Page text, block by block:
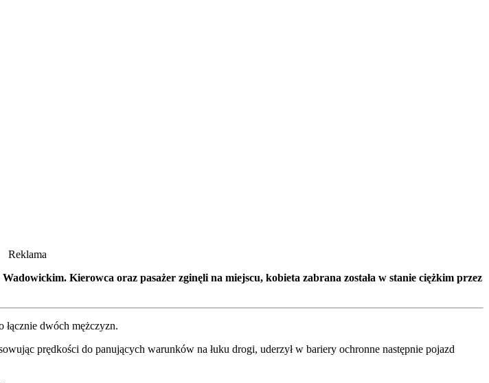
Reklama
Kierowca oraz pasażer zginęli na miejscu, kobieta zabrana została w stanie ciężkim przez
dwóch mężczyzn.
prędkości do panujących warunków na łuku drogi, uderzył w bariery ochronne następnie pojazd